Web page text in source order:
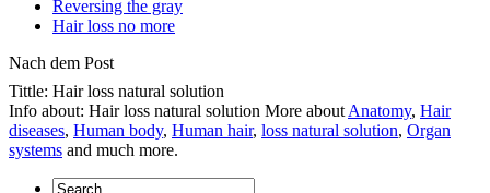
Reversing the gray
Hair loss no more
Nach dem Post
Tittle: Hair loss natural solution
Info about: Hair loss natural solution More about Anatomy, Hair
diseases, Human body, Human hair, loss natural solution, Organ
systems and much more.